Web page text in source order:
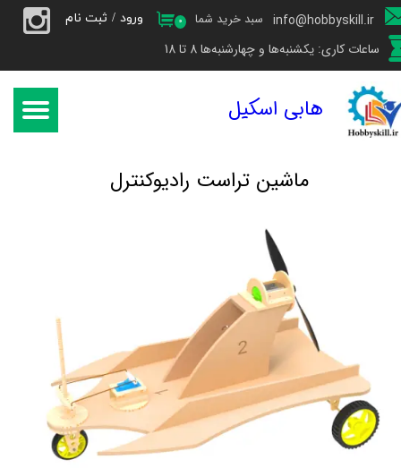
info@hobbyskill.ir
ساعات کاری: یکشنبه‌ها و چهارشنبه‌ها 8 تا 18
۰ سبد خرید شما ورود / ثبت نام
حساب کاربری من
سفارشات
هابی اسکیل
​ماشین تراست رادیوکنترل